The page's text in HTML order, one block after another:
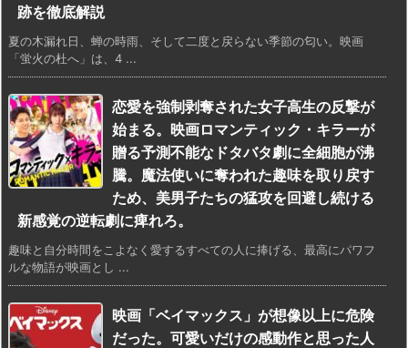
跡を徹底解説
夏の木漏れ日、蝉の時雨、そして二度と戻らない季節の匂い。映画
「蛍火の杜へ」は、4 ...
恋愛を強制剥奪された女子高生の反撃が
始まる。映画ロマンティック・キラーが
贈る予測不能なドタバタ劇に全細胞が沸
騰。魔法使いに奪われた趣味を取り戻す
ため、美男子たちの猛攻を回避し続ける
新感覚の逆転劇に痺れろ。
趣味と自分時間をこよなく愛するすべての人に捧げる、最高にパワフ
ルな物語が映画とし ...
映画「ベイマックス」が想像以上に危険
だった。可愛いだけの感動作と思った人